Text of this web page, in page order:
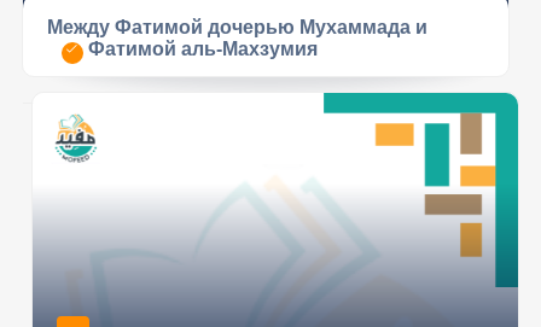
Между Фатимой дочерью Мухаммада и
Фатимой аль-Махзумия